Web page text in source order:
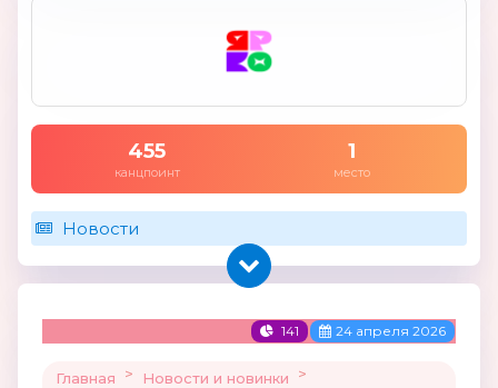
455
канцпоинт
1
место
Новости
141 24 апреля 2026
Главная > Новости и новинки
>